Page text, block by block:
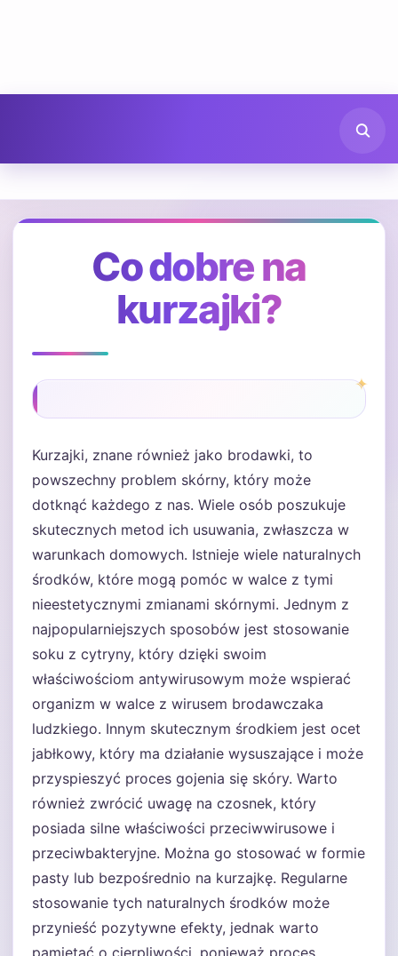
Co dobre na
kurzajki?
Kurzajki, znane również jako brodawki, to
powszechny problem skórny, który może
dotknąć każdego z nas. Wiele osób poszukuje
skutecznych metod ich usuwania, zwłaszcza w
warunkach domowych. Istnieje wiele naturalnych
środków, które mogą pomóc w walce z tymi
nieestetycznymi zmianami skórnymi. Jednym z
najpopularniejszych sposobów jest stosowanie
soku z cytryny, który dzięki swoim
właściwościom antywirusowym może wspierać
organizm w walce z wirusem brodawczaka
ludzkiego. Innym skutecznym środkiem jest ocet
jabłkowy, który ma działanie wysuszające i może
przyspieszyć proces gojenia się skóry. Warto
również zwrócić uwagę na czosnek, który
posiada silne właściwości przeciwwirusowe i
przeciwbakteryjne. Można go stosować w formie
pasty lub bezpośrednio na kurzajkę. Regularne
stosowanie tych naturalnych środków może
przynieść pozytywne efekty, jednak warto
pamiętać o cierpliwości, ponieważ proces